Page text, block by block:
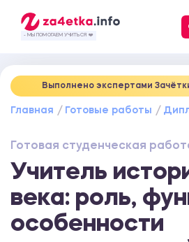
- МЫ ПОМОГАЕМ УЧИТЬСЯ ❤️
Выполнено экспертами
Главная Готовые работы
Готовая студенческая
Учитель
века: роль,
особенности